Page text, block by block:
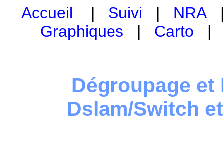
Accueil | Suivi | NRA
Graphiques | Carto
Dégroupage et
Dslam/Switch